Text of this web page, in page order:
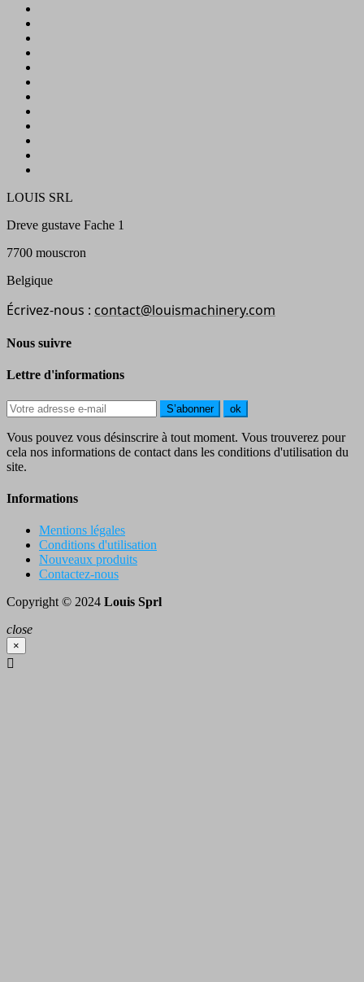
LOUIS SRL
Dreve gustave Fache 1
7700 mouscron
Belgique
Écrivez-nous : contact@louismachinery.com
Nous suivre
Lettre d'informations
S’abonner ok
Vous pouvez vous désinscrire à tout moment. Vous trouverez pour
cela nos informations de contact dans les conditions d'utilisation du
site.
Informations
Mentions légales
Conditions d'utilisation
Nouveaux produits
Contactez-nous
Copyright © 2024 Louis Sprl
close
×
